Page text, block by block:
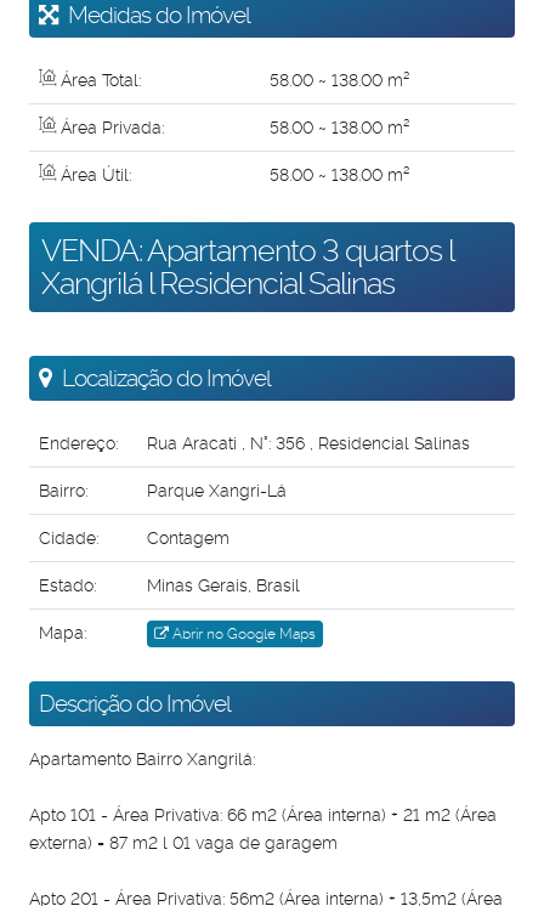
Medidas do Imóvel
Área Total: 58.00 ~ 138.00 m²
Área Privada: 58.00 ~ 138.00 m²
Área Útil: 58.00 ~ 138.00 m²
VENDA: Apartamento 3 quartos l
Xangrilá l Residencial Salinas
Localização do Imóvel
Endereço: Rua Aracati N°: 356 Residencial Salinas
Bairro: Parque Xangri-Lá
Cidade: Contagem
Estado: Minas Gerais, Brasil
Mapa: Abrir no Google Maps
Descrição do Imóvel
Apartamento Bairro Xangrilá:
Apto 101 - Área Privativa: 66 m2 (Área interna) + 21 m2 (Área
externa) = 87 m2 l 01 vaga de garagem
Apto 201 - Área Privativa: 56m2 (Área interna) + 13,5m2 (Área